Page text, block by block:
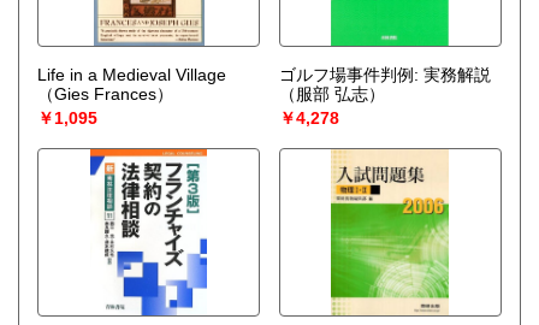
Life in a Medieval Village
（Gies Frances）
￥1,095
ゴルフ場事件判例: 実務解説
（服部 弘志）
￥4,278